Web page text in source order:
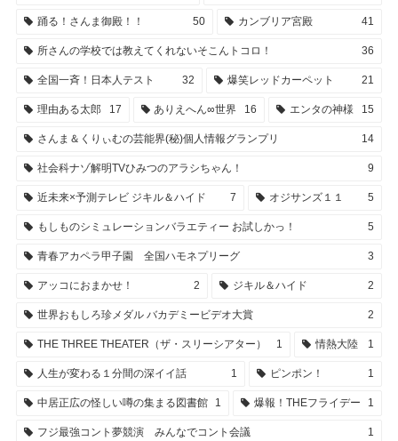
踊る！さんま御殿！！ 50 カンブリア宮殿 41
所さんの学校では教えてくれないそこんトコロ！ 36
全国一斉！日本人テスト 32 爆笑レッドカーペット 21
理由ある太郎 17 ありえへん∞世界 16 エンタの神様 15
さんま＆くりぃむの芸能界(秘)個人情報グランプリ 14
社会科ナゾ解明TVひみつのアラシちゃん！ 9
近未来×予測テレビ ジキル＆ハイド 7 オジサンズ１１ 5
もしものシミュレーションバラエティー お試しかっ！ 5
青春アカペラ甲子園 全国ハモネプリーグ 3
アッコにおまかせ！ 2 ジキル＆ハイド 2
世界おもしろ珍メダル バカデミービデオ大賞 2
THE THREE THEATER（ザ・スリーシアター） 1 情熱大陸 1
人生が変わる１分間の深イイ話 1 ピンポン！ 1
中居正広の怪しい噂の集まる図書館 1 爆報！THEフライデー 1
フジ最強コント夢競演 みんなでコント会議 1